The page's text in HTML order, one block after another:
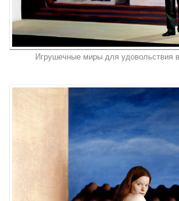
Игрушечные миры для удовольствия